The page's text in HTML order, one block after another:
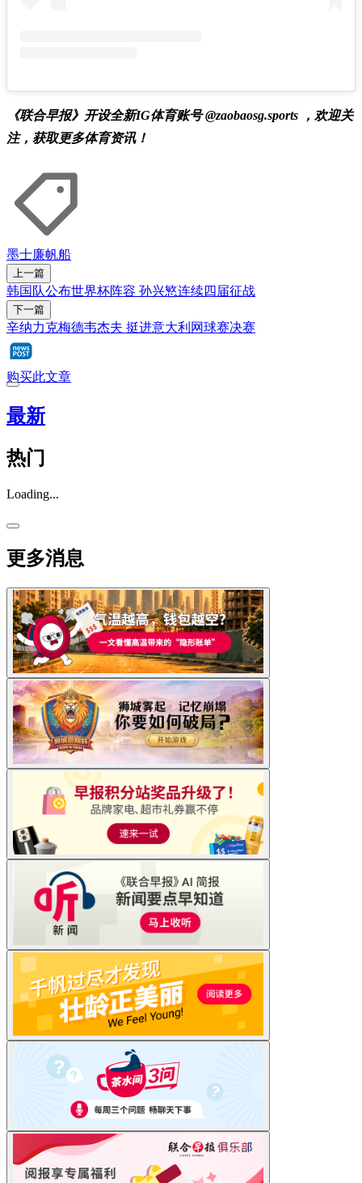
《联合早报》开设全新IG体育账号 @zaobaosg.sports ，欢迎关
注，获取更多体育资讯！
墨士廉帆船
上一篇
韩国队公布世界杯阵容 孙兴慜连续四届征战
下一篇
辛纳力克梅德韦杰夫 挺进意大利网球赛决赛
购买此文章
最新
热门
Loading...
更多消息